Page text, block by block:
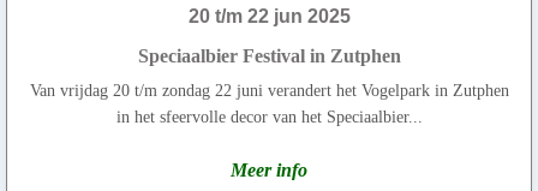
20 t/m 22 jun 2025
Speciaalbier Festival in Zutphen
Van vrijdag 20 t/m zondag 22 juni verandert het Vogelpark in Zutphen
in het sfeervolle decor van het Speciaalbier...
Meer info